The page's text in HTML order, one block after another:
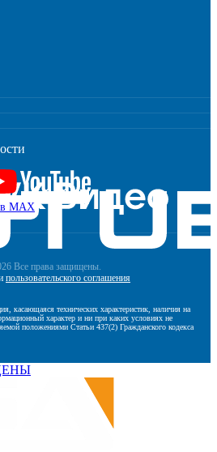
MAX
Все права защищены.
пользовательского соглашения
касающаяся технических характеристик, наличия на
характер и ни при каких условиях не
положениями Статьи 437(2) Гражданского кодекса